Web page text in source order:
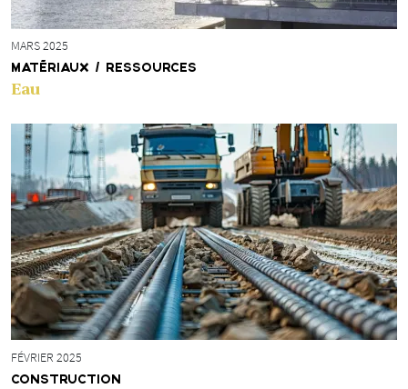
MARS 2025
MATÉRIAUX / RESSOURCES
Eau
FÉVRIER 2025
CONSTRUCTION